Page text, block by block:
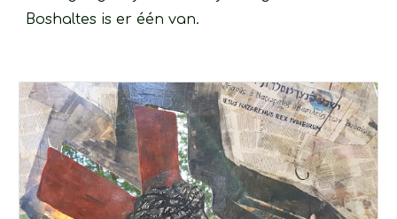
Boshaltes is er één van.